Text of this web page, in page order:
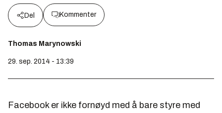
Del Kommenter
Thomas Marynowski
29. sep. 2014 - 13:39
Facebook er ikke fornøyd med å bare styre med